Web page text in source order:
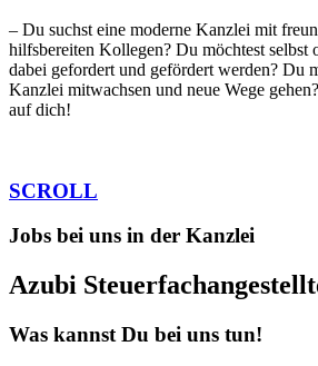
– Du suchst eine moderne Kanzlei mit
hilfsbereiten Kollegen? Du möchtest selbst
dabei gefordert und gefördert werden? Du
Kanzlei mitwachsen und neue Wege
auf dich!
SCROLL
Jobs bei uns in der Kanzlei
Azubi
Was kannst Du bei uns tun!